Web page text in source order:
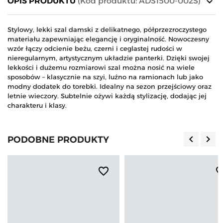
Stylowy, lekki szal damski z delikatnego, półprzezroczystego
materiału zapewniając elegancję i oryginalność. Nowoczesny
wzór łączy odcienie beżu, czerni i ceglastej rudości w
nieregularnym, artystycznym układzie panterki. Dzięki swojej
lekkości i dużemu rozmiarowi szal można nosić na wiele
sposobów – klasycznie na szyi, luźno na ramionach lub jako
modny dodatek do torebki. Idealny na sezon przejściowy oraz
letnie wieczory. Subtelnie ożywi każdą stylizację, dodając jej
charakteru i klasy.
PODOBNE PRODUKTY keyboard_arrow_left keyboard_arrow_right
favorite_border